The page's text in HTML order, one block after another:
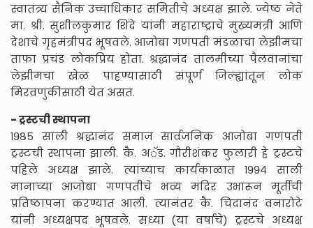
स्वातंत्र्य सैनिक उच्चाधिकार समितीचे अध्यक्ष झाले. ज्येष्ठ नेते
मा. श्री. सुशीलकुमार शिंदे यांनी महाराष्ट्राचे मुख्यमंत्री आणि
देशाचे गृहमंत्रीपद भूषवले. आजोबा गणपती मंडळाचा लेझीमचा
ताफा प्रचंड लोकप्रिय होता. श्रद्धानंद तालमीच्या पैलवानांचा
लेझीमचा खेळ पाहण्यासाठी संपूर्ण जिल्ह्यांतून लोक
मिरवणुकीसाठी येत असत.
- ट्रस्टची स्थापना
१९८५ साली श्रद्धानंद समाज सार्वजनिक आजोबा गणपती
ट्रस्टची स्थापना झाली. कै. अॅड. गौरीशंकर फुलारी हे ट्रस्टचे
पहिले अध्यक्ष झाले. त्यांच्याच कार्यकाळात १९९४ साली
मानाच्या आजोबा गणपतीचे भव्य मंदिर उभारून मूर्तीची
प्रतिष्ठापना करण्यात आली. त्यानंतर कै. चिदानंद वनारोटे
यांनी अध्यक्षपद भूषवले. सध्या (या वर्षाचे) ट्रस्टचे अध्यक्ष